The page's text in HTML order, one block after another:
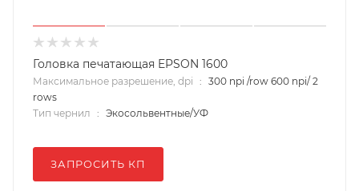
Головка печатающая EPSON 1600
Максимальное разрешение, dpi : 300 npi /row 600 npi/ 2
rows
Тип чернил : Экосольвентные/УФ
ЗАПРОСИТЬ КП